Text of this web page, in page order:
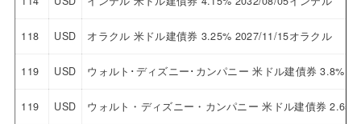
118 USD オラクル 米ドル建債券 3.25% 2027/11/15オラクル
119 USD ウォルト･ディズニー･カンパニー 米ドル建債券 3.8%
119 USD ウォルト・ディズニー・カンパニー 米ドル建債券